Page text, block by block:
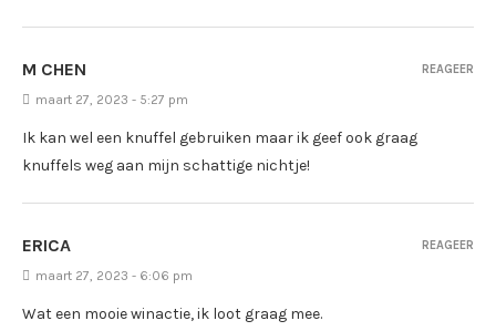
M CHEN
maart 27, 2023 - 5:27 pm
Ik kan wel een knuffel gebruiken maar ik geef ook graag
knuffels weg aan mijn schattige nichtje!
REAGEER
ERICA
maart 27, 2023 - 6:06 pm
Wat een mooie winactie, ik loot graag mee.
REAGEER